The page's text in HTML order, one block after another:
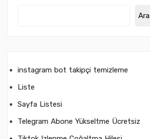
Ara
instagram bot takipçi temizleme
Liste
Sayfa Listesi
Telegram Abone Yükseltme Ücretsiz